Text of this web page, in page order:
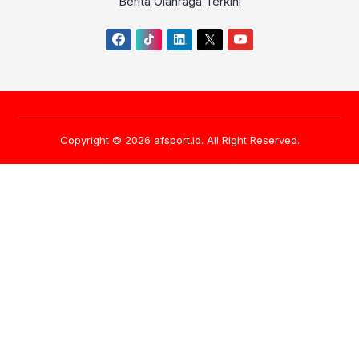
Copyright © 2026 afsport.id. All Right Reserved.